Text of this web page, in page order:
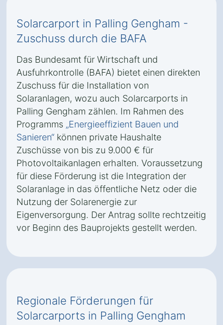
Solarcarport in Palling Gengham -
Zuschuss durch die BAFA
Das Bundesamt für Wirtschaft und
Ausfuhrkontrolle (BAFA) bietet einen direkten
Zuschuss für die Installation von
Solaranlagen, wozu auch Solarcarports in
Palling Gengham zählen. Im Rahmen des
Programms „Energieeffizient Bauen und
Sanieren“ können private Haushalte
Zuschüsse von bis zu 9.000 € für
Photovoltaikanlagen erhalten. Voraussetzung
für diese Förderung ist die Integration der
Solaranlage in das öffentliche Netz oder die
Nutzung der Solarenergie zur
Eigenversorgung. Der Antrag sollte rechtzeitig
vor Beginn des Bauprojekts gestellt werden.
Regionale Förderungen für
Solarcarports in Palling Gengham